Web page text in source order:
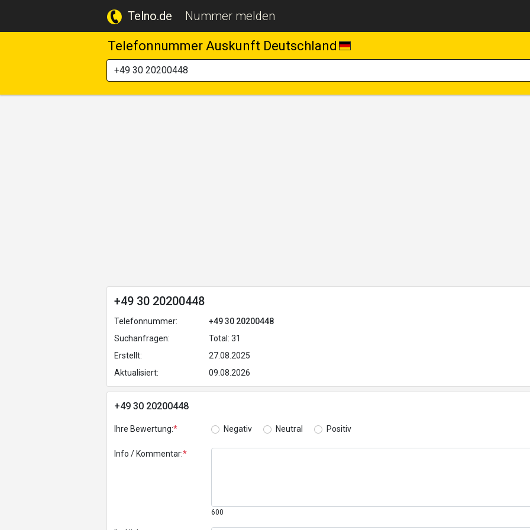
Telno.de Nummer melden
Telefonnummer Auskunft Deutschland
+49 30 20200448
Telefonnummer:
+49 30 20200448
Suchanfragen:
Total: 31
Erstellt:
27.08.2025
Aktualisiert:
09.08.2026
+49 30 20200448
Ihre Bewertung:* Negativ Neutral Positiv
Info / Kommentar:*
600